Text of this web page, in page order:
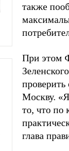
также
При этом
Москву.
то, что по
глава